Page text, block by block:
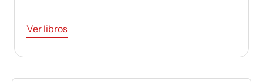
Ver libros